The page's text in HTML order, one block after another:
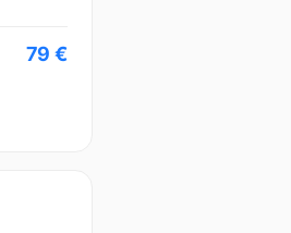
79 €